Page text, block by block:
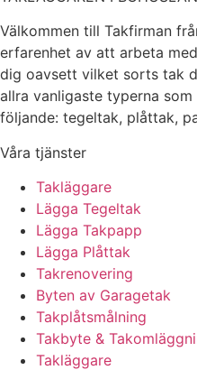
Välkommen till Takfirman
erfarenhet av att arbeta
dig oavsett vilket sorts tak
allra vanligaste typerna
följande: tegeltak, plåttak,
Våra tjänster
Takläggare
Lägga Tegeltak
Lägga Takpapp
Lägga Plåttak
Takrenovering
Byten av Garagetak
Takplåtsmålning
Takbyte &
Takläggare